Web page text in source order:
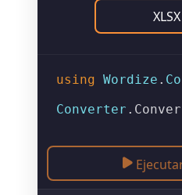
XLSX
using Wordize .
Converter .